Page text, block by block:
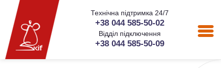
Технічна підтримка 24/7
+38 044 585-50-02
Відділ підключення
+38 044 585-50-09